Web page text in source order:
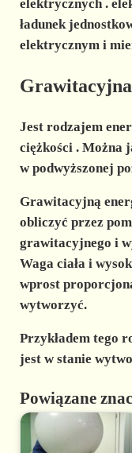
elektrycznych.
ładunek
elektrycznym i
Jest rodzajem
ciężkości. Można
w podwyższonej
Grawitacyjną
obliczyć przez
grawitacyjnego i
Waga ciała i
wprost
wytworzyć.
Przykładem tego
jest w stanie
Powiązane